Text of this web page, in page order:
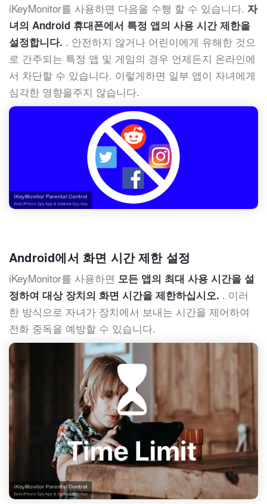
iKeyMonitor를 사용하면 다음을 수행 할 수 있습니다. 자
녀의 Android 휴대폰에서 특정 앱의 사용 시간 제한을
설정합니다. . 안전하지 않거나 어린이에게 유해한 것으
로 간주되는 특정 앱 및 게임의 경우 언제든지 온라인에
서 차단할 수 있습니다. 이렇게하면 일부 앱이 자녀에게
심각한 영향을주지 않습니다.
Android에서 화면 시간 제한 설정
iKeyMonitor를 사용하면 모든 앱의 최대 사용 시간을 설
정하여 대상 장치의 화면 시간을 제한하십시오. . 이러
한 방식으로 자녀가 장치에서 보내는 시간을 제어하여
전화 중독을 예방할 수 있습니다.